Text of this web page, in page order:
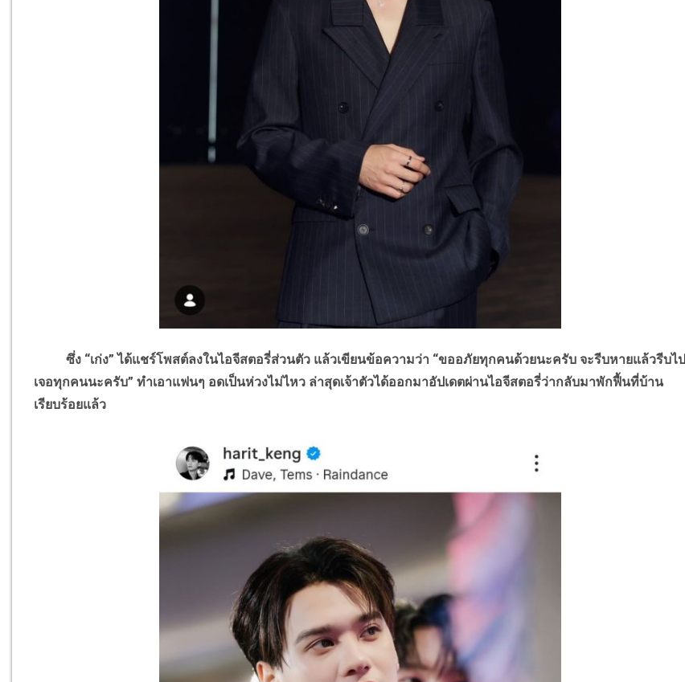
ซึ่ง “เก่ง” ได้แชร์โพสต์ลงในไอจีสตอรี่ส่วนตัว แล้วเขียนข้อความว่า “ขออภัยทุกคนด้วยนะครับ จะรีบหายแล้วรีบไป
เจอทุกคนนะครับ” ทำเอาแฟนๆ อดเป็นห่วงไม่ไหว ล่าสุดเจ้าตัวได้ออกมาอัปเดตผ่านไอจีสตอรี่ว่ากลับมาพักฟื้นที่บ้าน
เรียบร้อยแล้ว